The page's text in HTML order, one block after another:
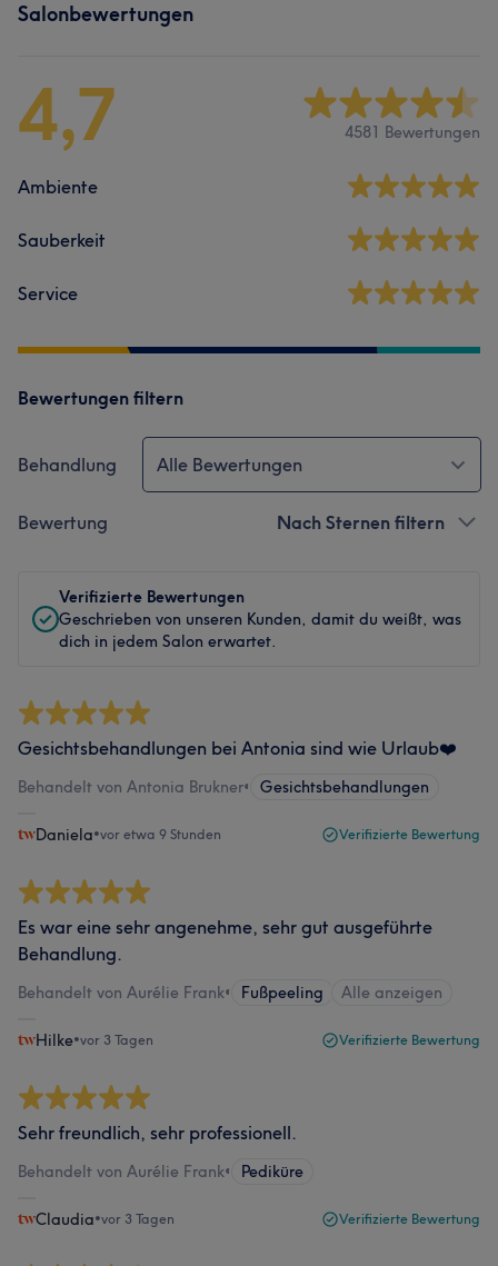
Salonbewertungen
4,7 4581 Bewertungen
Ambiente
Sauberkeit
Service
Bewertungen filtern
Behandlung Alle Bewertungen
Bewertung Nach Sternen filtern
Verifizierte Bewertungen
Geschrieben von unseren Kunden, damit du weißt, was
dich in jedem Salon erwartet.
Gesichtsbehandlungen bei Antonia sind wie Urlaub❤️
Behandelt von Antonia Brukner• Gesichtsbehandlungen
Daniela•vor etwa 9 Stunden Verifizierte Bewertung
Es war eine sehr angenehme, sehr gut ausgeführte
Behandlung.
Behandelt von Aurélie Frank• Fußpeeling Alle anzeigen
Hilke•vor 3 Tagen Verifizierte Bewertung
Sehr freundlich, sehr professionell.
Behandelt von Aurélie Frank• Pediküre
Claudia•vor 3 Tagen Verifizierte Bewertung